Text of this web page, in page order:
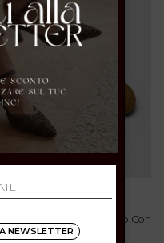
Laccetto
NEWSLETTER